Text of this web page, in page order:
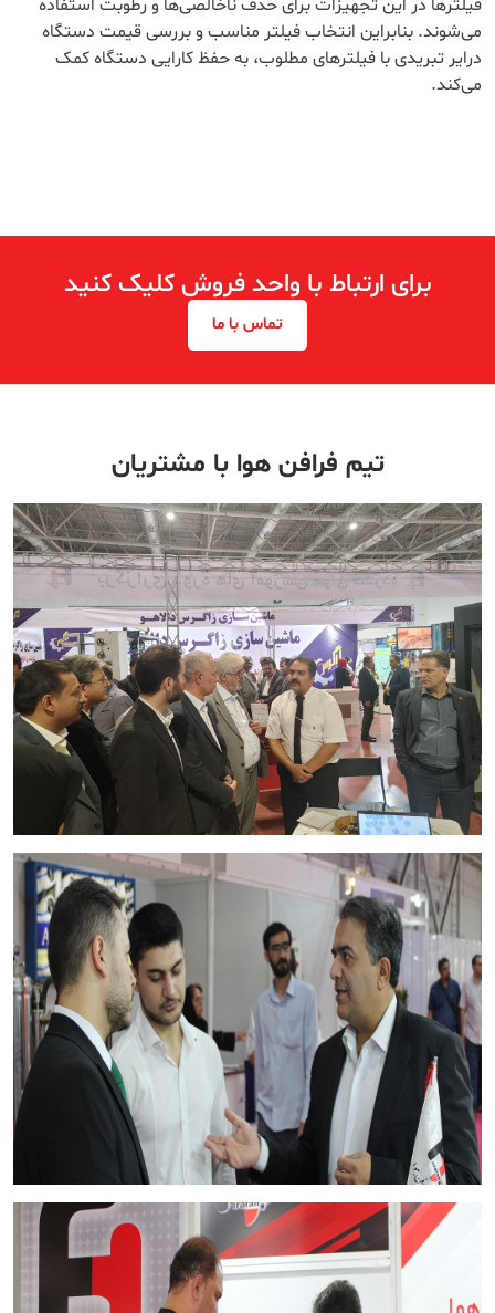
فیلترها در این تجهیزات برای حذف ناخالصی‌ها و رطوبت استفاده
می‌شوند. بنابراین انتخاب فیلتر مناسب و بررسی قیمت دستگاه
درایر تبریدی با فیلترهای مطلوب، به حفظ کارایی دستگاه کمک
می‌کند.
برای ارتباط با واحد فروش کلیک کنید
تماس با ما
تیم فرافن هوا با مشتریان